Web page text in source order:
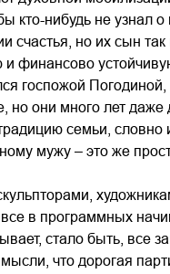
кто-нибудь не узнал
счастья, но их сын
финансово
госпожой
они много лет даже
семьи, словно
мужу – это же
в программных
стало быть, все
что дорогая